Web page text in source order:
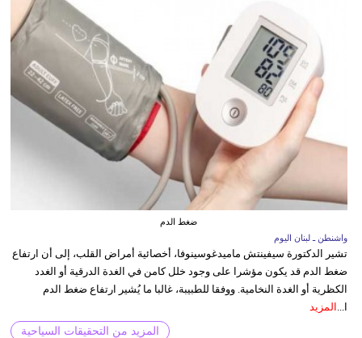
ضغط الدم
واشنطن ـ لبنان اليوم
تشير الدكتورة سيفينتش ماميدغوسينوفا، أخصائية أمراض القلب، إلى أن ارتفاع
ضغط الدم قد يكون مؤشرا على وجود خلل كامن في الغدة الدرقية أو الغدد
الكظرية أو الغدة النخامية. ووفقا للطبيبة، غالبا ما يُشير ارتفاع ضغط الدم
ا...
المزيد
المزيد من التحقيقات السياحية